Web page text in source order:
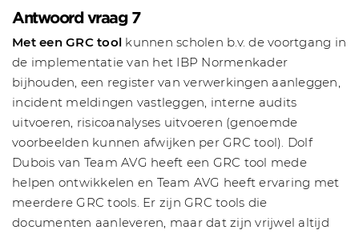
Antwoord vraag 7
Met een GRC tool kunnen scholen b.v. de voortgang in
de implementatie van het IBP Normenkader
bijhouden, een register van verwerkingen aanleggen,
incident meldingen vastleggen, interne audits
uitvoeren, risicoanalyses uitvoeren (genoemde
voorbeelden kunnen afwijken per GRC tool). Dolf
Dubois van Team AVG heeft een GRC tool mede
helpen ontwikkelen en Team AVG heeft ervaring met
meerdere GRC tools. Er zijn GRC tools die
documenten aanleveren, maar dat zijn vrijwel altijd